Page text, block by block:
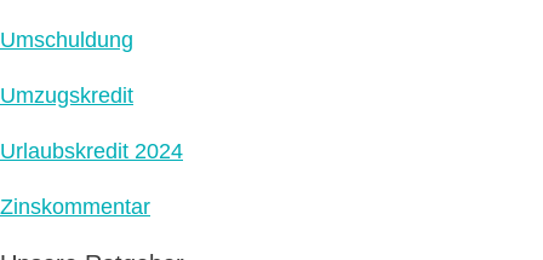
Umschuldung
Umzugskredit
Urlaubskredit 2024
Zinskommentar